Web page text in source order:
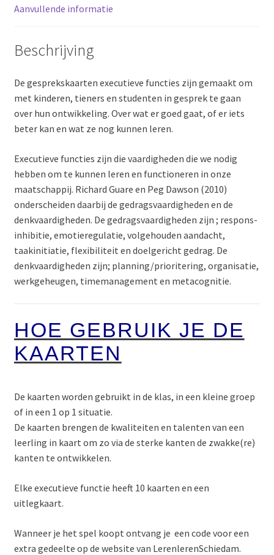
Aanvullende informatie
Beschrijving
De gesprekskaarten executieve functies zijn gemaakt om
met kinderen, tieners en studenten in gesprek te gaan
over hun ontwikkeling. Over wat er goed gaat, of er iets
beter kan en wat ze nog kunnen leren.
Executieve functies zijn die vaardigheden die we nodig
hebben om te kunnen leren en functioneren in onze
maatschappij. Richard Guare en Peg Dawson (2010)
onderscheiden daarbij de gedragsvaardigheden en de
denkvaardigheden. De gedragsvaardigheden zijn ; respons-
inhibitie, emotieregulatie, volgehouden aandacht,
taakinitiatie, flexibiliteit en doelgericht gedrag. De
denkvaardigheden zijn; planning/prioritering, organisatie,
werkgeheugen, timemanagement en metacognitie.
HOE GEBRUIK JE DE
KAARTEN
De kaarten worden gebruikt in de klas, in een kleine groep
of in een 1 op 1 situatie.
De kaarten brengen de kwaliteiten en talenten van een
leerling in kaart om zo via de sterke kanten de zwakke(re)
kanten te ontwikkelen.
Elke executieve functie heeft 10 kaarten en een
uitlegkaart.
Wanneer je het spel koopt ontvang je een code voor een
extra gedeelte op de website van LerenlerenSchiedam.